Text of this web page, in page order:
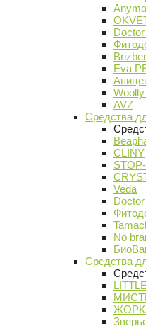
Eva
AVZ
Средства
CLINY
Veda
No
Средства